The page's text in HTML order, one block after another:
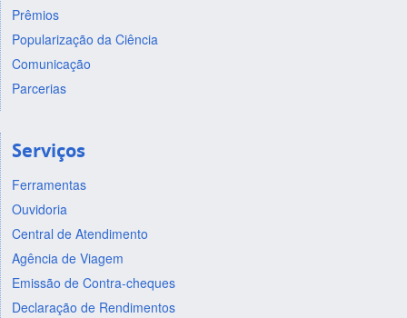
Prêmios
Popularização da Ciência
Comunicação
Parcerias
Serviços
Ferramentas
Ouvidoria
Central de Atendimento
Agência de Viagem
Emissão de Contra-cheques
Declaração de Rendimentos